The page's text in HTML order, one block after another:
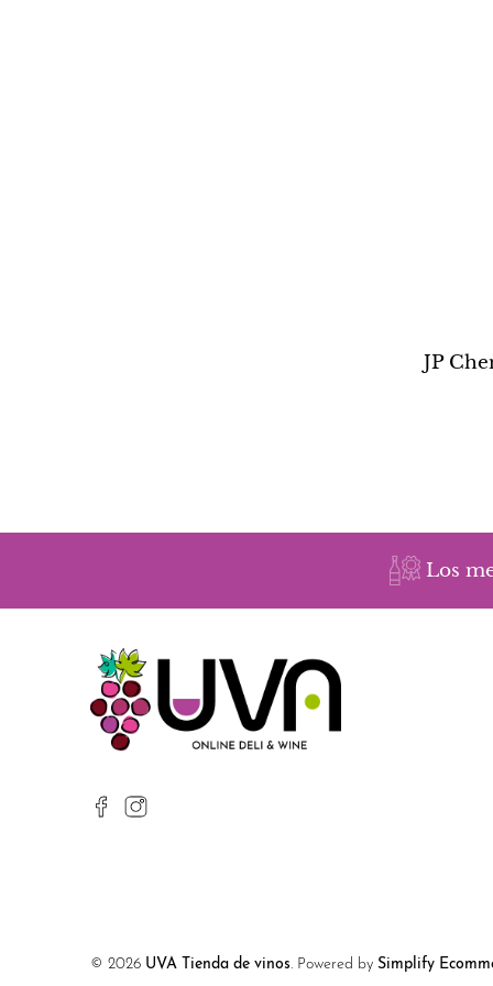
JP
Los
© 2026 UVA Tienda de vinos. Powered by Simplify